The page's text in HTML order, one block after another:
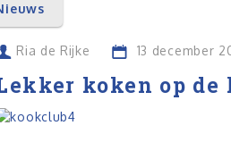
Ria de Rijke 13 december
koken op